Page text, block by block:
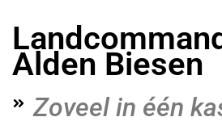
Alden Biesen
Zoveel in één